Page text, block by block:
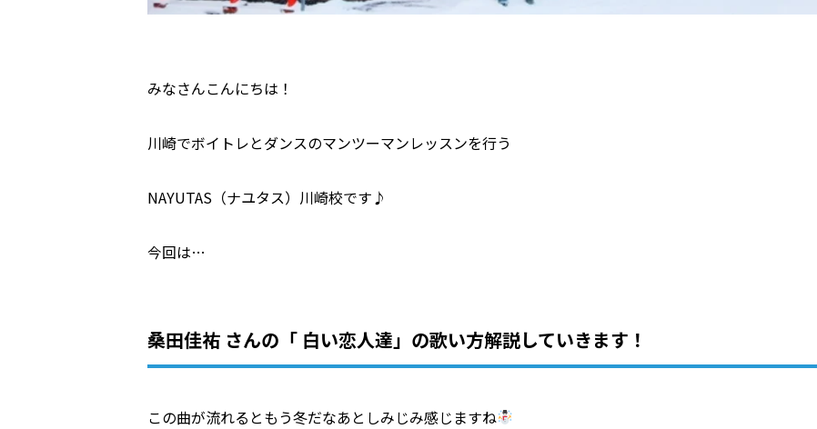
みなさんこんにちは！
川崎でボイトレとダンスのマンツーマンレッスンを行う
NAYUTAS（ナユタス）川崎校です♪
今回は…
桑田佳祐 さんの「 白い恋人達」の歌い方解説していきます！
この曲が流れるともう冬だなあとしみじみ感じますね